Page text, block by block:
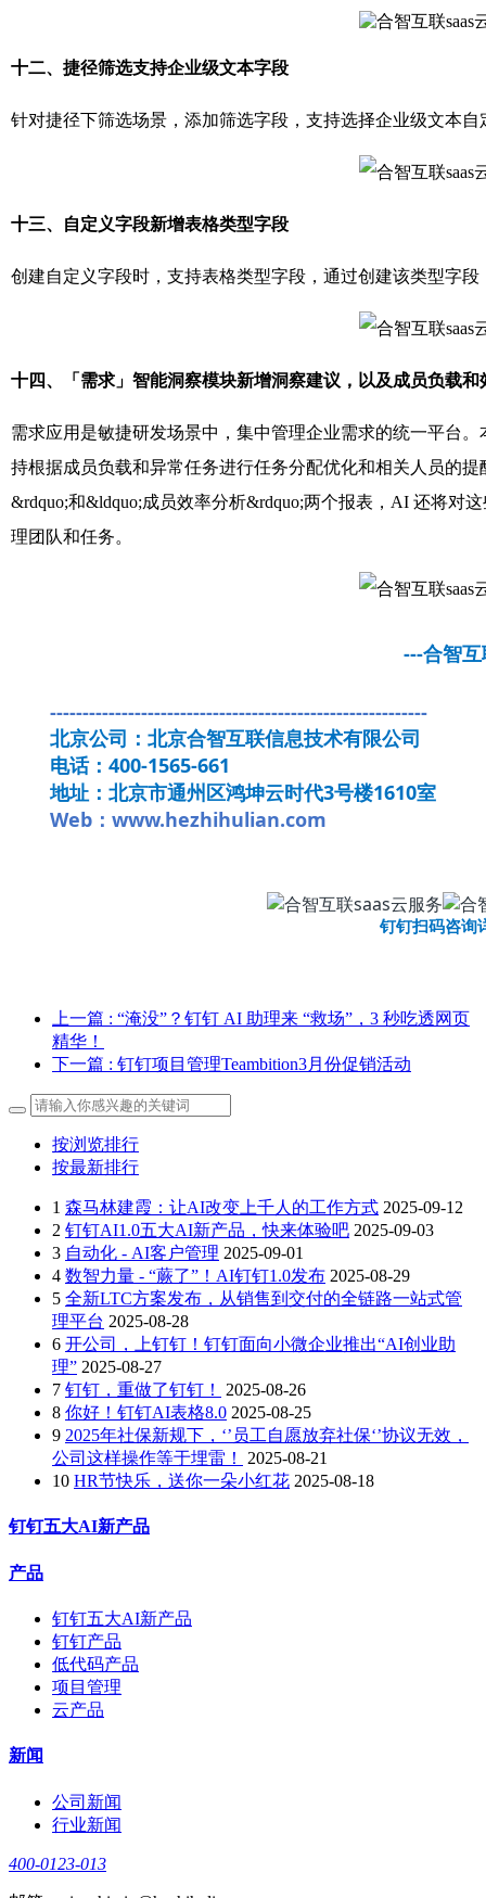
十二、捷径筛选支持企业级文本字段
针对捷径下筛选场景，添加筛选字段，支持选择企业级文本自
十三、自定义字段新增表格类型字段
创建自定义字段时，支持表格类型字段，通过创建该类型字
十四、「需求」智能洞察模块新增洞察建议，以及成员负载和
需求应用是敏捷研发场景中，集中管理企业需求的统一平台
持根据成员负载和异常任务进行任务分配优化和相关人员的
&rdquo;和&ldquo;成员效率分析&rdquo;两个报表，AI 还将对
理团队和任务。
---合智
----------------------------------------------------------
北京公司：北京合智互联信息技术有限公司
电话：400-1565-661
地址：北京市通州区鸿坤云时代3号楼1610室
Web：www.hezhihulian.com
钉钉扫码咨询
上一篇 : “淹没”？钉钉 AI 助理来 “救场”，3 秒吃透网页
精华！
下一篇 : 钉钉项目管理Teambition3月份促销活动
按浏览排行
按最新排行
1 森马林建霞：让AI改变上千人的工作方式 2025-09-12
2 钉钉AI1.0五大AI新产品，快来体验吧 2025-09-03
3 自动化 - AI客户管理 2025-09-01
4 数智力量 - “蕨了”！AI钉钉1.0发布 2025-08-29
5 全新LTC方案发布，从销售到交付的全链路一站式管
理平台 2025-08-28
6 开公司，上钉钉！钉钉面向小微企业推出“AI创业助
理” 2025-08-27
7 钉钉，重做了钉钉！
2025-08-26
8 你好！钉钉AI表格8.0 2025-08-25
9 2025年社保新规下，‘’员工自愿放弃社保‘’协议无效，
公司这样操作等于埋雷！
2025-08-21
10 HR节快乐，送你一朵小红花 2025-08-18
钉钉五大AI新产品
产品
钉钉五大AI新产品
钉钉产品
低代码产品
项目管理
云产品
新闻
公司新闻
行业新闻
400-0123-013